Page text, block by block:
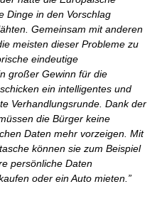
Dinge in den Vorschlag
Gemeinsam mit anderen
meisten dieser Probleme zu
eindeutige
großer Gewinn für die
ein intelligentes und
Verhandlungsrunde. Dank der
die Bürger keine
Daten mehr vorzeigen. Mit
können sie zum Beispiel
persönliche Daten
oder ein Auto mieten.”